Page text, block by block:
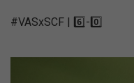
#VASxSCF | 6️⃣-0️⃣